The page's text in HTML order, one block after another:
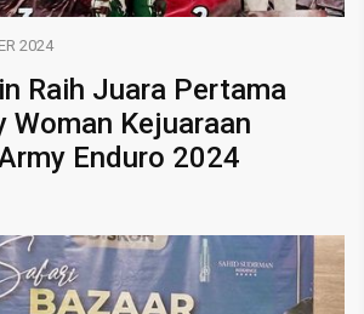
2024
Raih Juara Pertama
Woman Kejuaraan
Enduro 2024